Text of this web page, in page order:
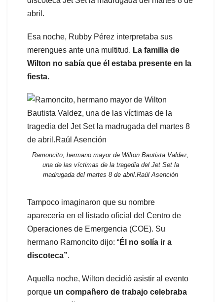
abril.
Esa noche, Rubby Pérez interpretaba sus
merengues ante una multitud. La familia de
Wilton no sabía que él estaba presente en la
fiesta.
Ramoncito, hermano mayor de Wilton Bautista Valdez,
una de las víctimas de la tragedia del Jet Set la
madrugada del martes 8 de abril.Raúl Asención
Tampoco imaginaron que su nombre
aparecería en el listado oficial del Centro de
Operaciones de Emergencia (COE). Su
hermano Ramoncito dijo: “Él no solía ir a
discoteca”.
Aquella noche, Wilton decidió asistir al evento
porque un compañero de trabajo celebraba